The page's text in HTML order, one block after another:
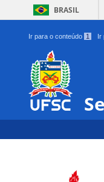
BRASIL
Ir para o conteúdo 1 Ir